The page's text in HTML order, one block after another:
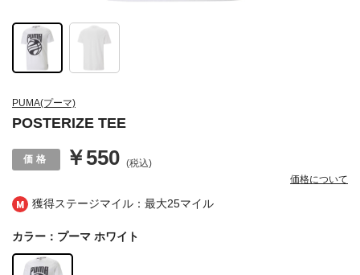
獲得ステージマイル：最大25マイル
PUMA(プーマ)
POSTERIZE TEE
￥550 (税込)
価格について
カラー：プーマ ホワイト